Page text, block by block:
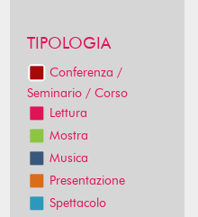
TIPOLOGIA
Conferenza /
Seminario / Corso
Lettura
Mostra
Musica
Presentazione
Spettacolo